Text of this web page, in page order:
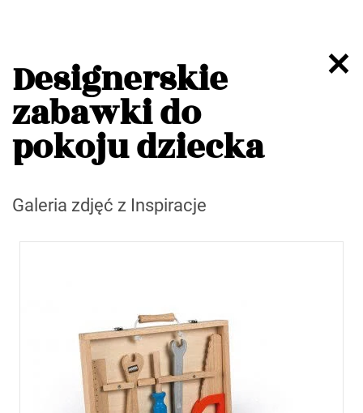
Designerskie
zabawki do
pokoju dziecka
Galeria zdjęć z Inspiracje